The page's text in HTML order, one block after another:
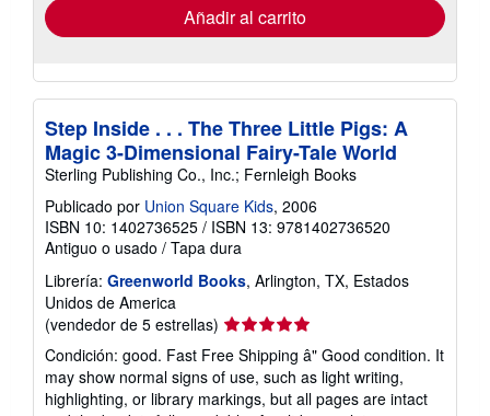
envío
Añadir al carrito
Step Inside . . . The Three Little Pigs: A
Magic 3-Dimensional Fairy-Tale World
Sterling Publishing Co., Inc.; Fernleigh Books
Publicado por Union Square Kids, 2006
ISBN 10: 1402736525 / ISBN 13: 9781402736520
Antiguo o usado / Tapa dura
Librería: Greenworld Books, Arlington, TX, Estados
Unidos de America
(vendedor de 5 estrellas) Calificación
del
vendedor:
5
de
Condición: good. Fast Free Shipping â" Good condition. It
may show normal signs of use, such as light writing,
highlighting, or library markings, but all pages are intact